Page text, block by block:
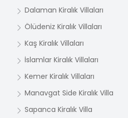
Dalaman Kiralık Villaları
Ölüdeniz Kiralık Villaları
Kaş Kiralık Villaları
İslamlar Kiralık Villaları
Kemer Kiralık Villaları
Manavgat Side Kiralık Villa
Sapanca Kiralık Villa